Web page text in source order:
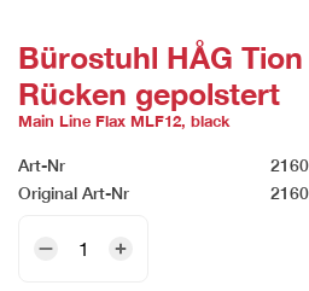
Bürostuhl HÅG
Rücken gepolstert
Main Line Flax MLF12, black
Art-Nr
Original Art-Nr
2160